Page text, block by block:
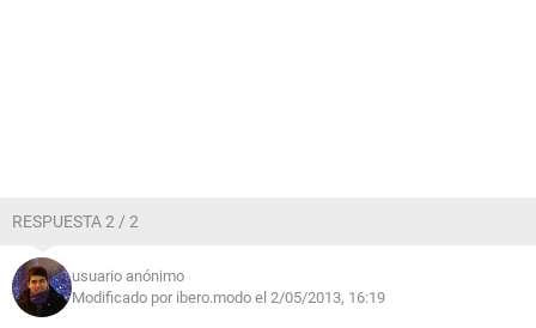
RESPUESTA 2 / 2
usuario anónimo
Modificado por ibero.modo el 2/05/2013, 16:19